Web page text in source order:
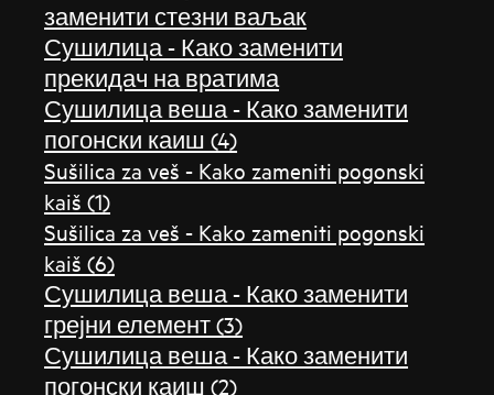
заменити стезни ваљак
Сушилица - Како заменити
прекидач на вратима
Сушилица веша - Како заменити
погонски каиш (4)
Sušilica za veš - Kako zameniti pogonski
kaiš (1)
Sušilica za veš - Kako zameniti pogonski
kaiš (6)
Сушилица веша - Како заменити
грејни елемент (3)
Сушилица веша - Како заменити
погонски каиш (2)